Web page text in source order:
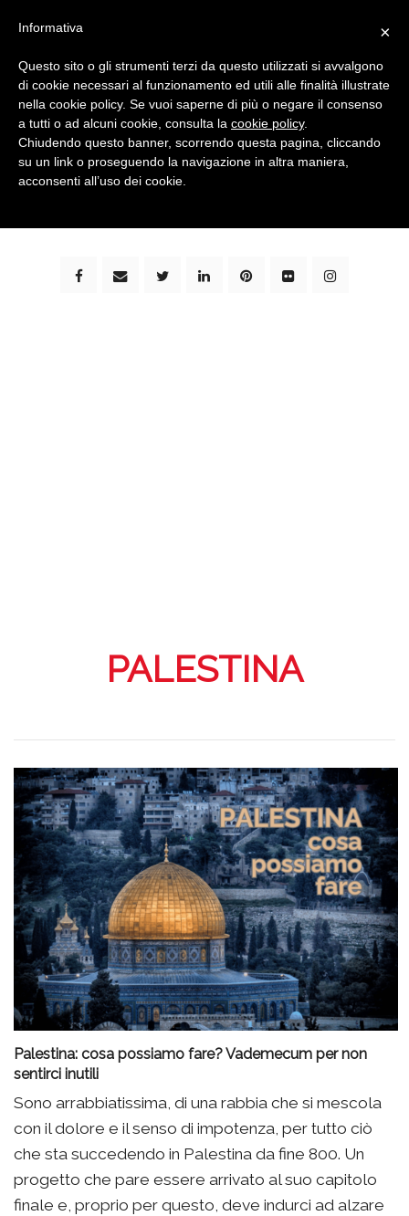
bimbi e viaggi - family travel blog: community #1 in
PALESTINA
Palestina: cosa possiamo fare? Vademecum per non
sentirci inutili
Sono arrabbiatissima, di una rabbia che si mescola
con il dolore e il senso di impotenza, per tutto ciò
che sta succedendo in Palestina da fine 800. Un
progetto che pare essere arrivato al suo capitolo
finale e, proprio per questo, deve indurci ad alzare
×
Informativa
Questo sito o gli strumenti terzi da questo utilizzati si avvalgono
di cookie necessari al funzionamento ed utili alle finalità illustrate
nella cookie policy. Se vuoi saperne di più o negare il consenso
a tutti o ad alcuni cookie, consulta la cookie policy.
Chiudendo questo banner, scorrendo questa pagina, cliccando
su un link o proseguendo la navigazione in altra maniera,
acconsenti all’uso dei cookie.